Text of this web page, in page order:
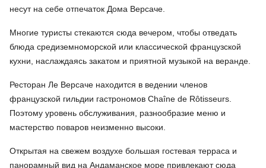
несут на себе отпечаток Дома Версаче.
Многие туристы стекаются сюда вечером, чтобы отведать
блюда средиземноморской или классической французской
кухни, наслаждаясь закатом и приятной музыкой на веранде.
Ресторан Ле Версаче находится в ведении членов
французской гильдии гастрономов Chaîne de Rôtisseurs.
Поэтому уровень обслуживания, разнообразие меню и
мастерство поваров неизменно высоки.
Открытая на свежем воздухе большая гостевая терраса и
панорамный вид на Андаманское море привлекают сюда